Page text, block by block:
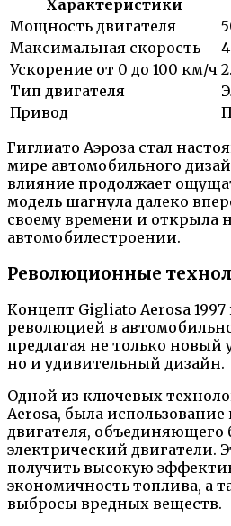
Характеристики
Мощность двигателя
Максимальная скорость
Ускорение от 0 до 100 км/ч
Тип двигателя
Привод
Гиглиато Аэроза стал
мире автомобильного
влияние продолжает
модель шагнула далеко
своему времени и открыла
автомобилестроении.
Революционные
Концепт Gigliato Aerosa
революцией в
предлагая не только новый
но и удивительный дизайн.
Одной из ключевых
Aerosa, была
двигателя, объединяющего
электрический двигатели.
получить высокую
экономичность топлива, а
выбросы вредных веществ.